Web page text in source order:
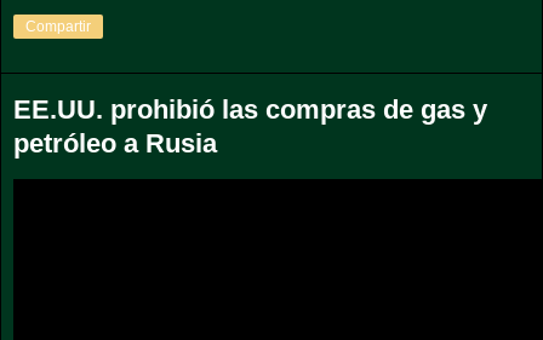
Compartir
EE.UU. prohibió las compras de gas y
petróleo a Rusia